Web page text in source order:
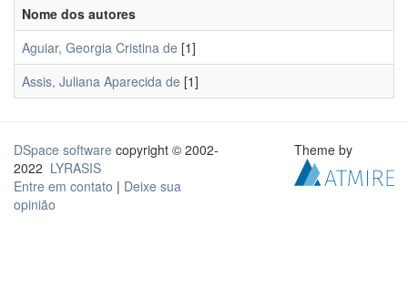
Nome dos autores
Aguiar, Georgia Cristina de [1]
Assis, Juliana Aparecida de [1]
DSpace software copyright © 2002-
2022 LYRASIS
Entre em contato | Deixe sua
opinião
Theme by